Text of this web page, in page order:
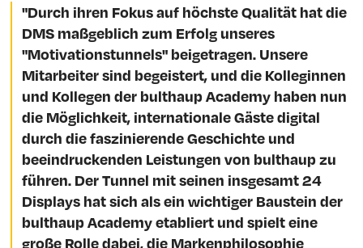
"Durch ihren Fokus auf höchste Qualität hat die
DMS maßgeblich zum Erfolg unseres
"Motivationstunnels" beigetragen. Unsere
Mitarbeiter sind begeistert, und die Kolleginnen
und Kollegen der bulthaup Academy haben nun
die Möglichkeit, internationale Gäste digital
durch die faszinierende Geschichte und
beeindruckenden Leistungen von bulthaup zu
führen. Der Tunnel mit seinen insgesamt 24
Displays hat sich als ein wichtiger Baustein der
bulthaup Academy etabliert und spielt eine
große Rolle dabei, die Markenphilosophie